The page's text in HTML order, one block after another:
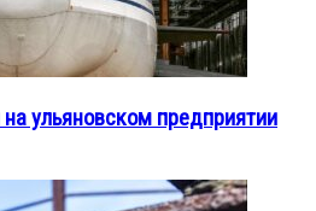
ульяновском предприятии